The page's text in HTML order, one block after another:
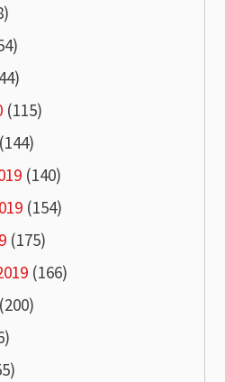
(115)
(144)
(140)
(154)
(175)
(166)
(200)